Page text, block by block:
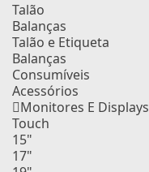
Talão
Balanças
Talão e Etiqueta
Balanças
Consumíveis
Acessórios
Monitores E Displays
Touch
15"
17"